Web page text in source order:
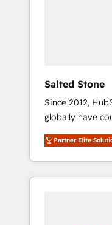
Salted Stone
Since 2012,
globally have
migrations,
integration, and
deliver
brand experiences As one of the
Partner Elite